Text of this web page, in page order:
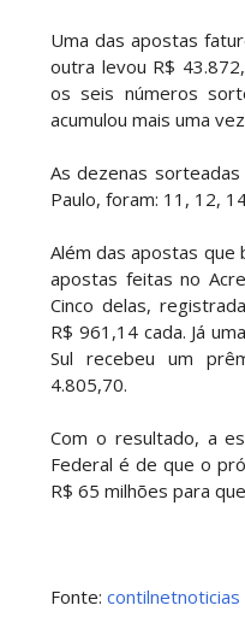
Uma das apostas
outra levou R$
os seis números
acumulou mais uma
As dezenas
Paulo, foram: 11, 12,
Além das apostas
apostas feitas no
Cinco delas,
R$ 961,14 cada. Já
Sul recebeu um
4.805,70.
Com o resultado, a
Federal é de que o
R$ 65 milhões para
Fonte: contilnetnoticias